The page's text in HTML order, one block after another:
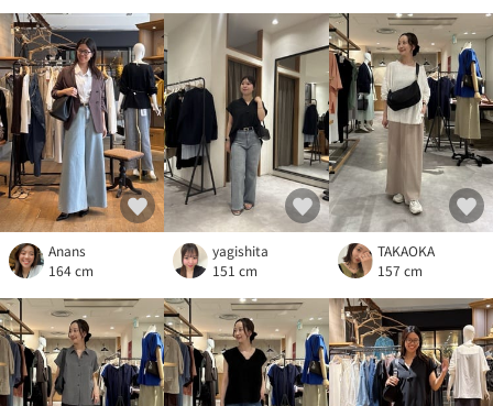
Anans
164 cm
yagishita
151 cm
TAKAOKA
157 cm